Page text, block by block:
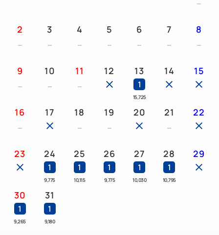
位於香林坊，觀光購物都很方便。步行即可到達兼六園
備受矚目、透過尖端技術體現「日式風格」的「Henn
na Hotel」在金澤開幕了！
★*Henn na Hotel的3大魅力*★
1. 刺激好玩的機器人服務
我們提供舒適的空間。
位於香林坊，靠近金澤站，購物方便
步行即可抵達兼六園、金澤21世紀美術館、武士住宅
等著名景點。
3. 所有客房均提供免費 Wi-Fi！
將您拍攝的照片上傳到社群媒體！
2 3 4 5 6 7 8
9 10 11 12 13
1
15,725
14 15
16 17 18 19 20 21 22
23 24
1
9,775
25
1
10,115
26
1
9,775
27
1
10,030
28
1
10,795
29
30
1
9,265
31
1
9,180